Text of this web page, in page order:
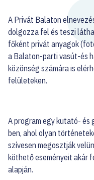
A Privát Balaton
dolgozza fel és teszi
főként privát anyagok
a Balaton-parti vasút-és
közönség számára is
felületeken.
A program egy kutató-
ben, ahol olyan
szívesen megosztják
köthető eseményeit akár
alapján.